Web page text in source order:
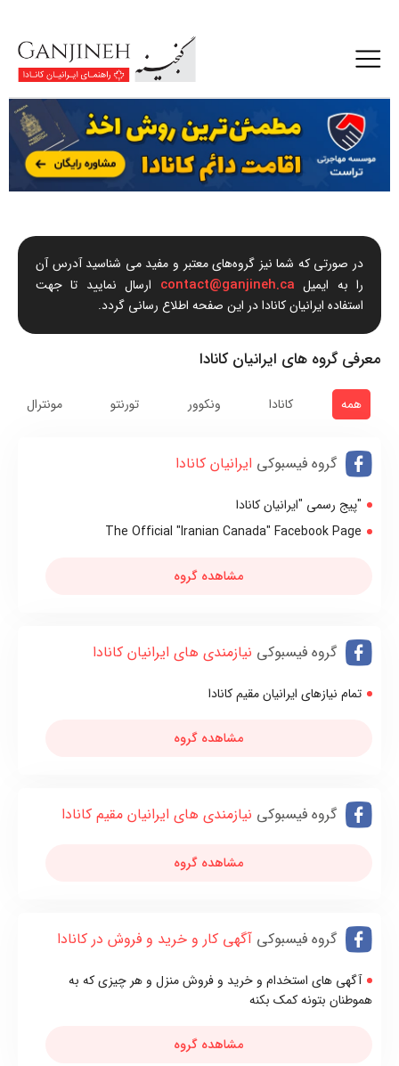
در صورتی که شما نیز گروه‌های معتبر و مفید می شناسید آدرس آن
را به ایمیل contact@ganjineh.ca ارسال نمایید تا جهت
استفاده ایرانیان کانادا در این صفحه اطلاع رسانی گردد.
معرفی گروه های ایرانیان کانادا
همه کانادا ونکوور تورنتو مونترال
گروه فیسبوکی ایرانیان کانادا
"پیج رسمی "ایرانیان کانادا
The Official "Iranian Canada" Facebook Page
مشاهده گروه
گروه فیسبوکی نیازمندی های ایرانیان کانادا
تمام نیازهای ایرانیان مقیم کانادا
مشاهده گروه
گروه فیسبوکی نیازمندی های ایرانیان مقیم کانادا
مشاهده گروه
گروه فیسبوکی آگهی کار و خرید و فروش در کانادا
آگهی های استخدام و خرید و فروش منزل و هر چیزی که به
هموطنان بتونه کمک بکنه
مشاهده گروه